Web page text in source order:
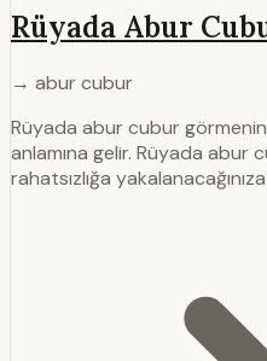
Rüyada Abur
→ abur cubur
Rüyada abur cubur görmenin
anlamına gelir. Rüyada abur
rahatsızlığa